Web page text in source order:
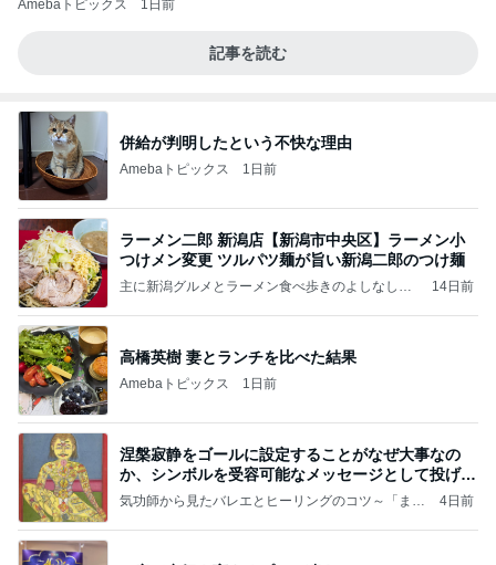
Amebaトピックス 1日前
記事を読む
併給が判明したという不快な理由
Amebaトピックス 1日前
ラーメン二郎 新潟店【新潟市中央区】ラーメン小
つけメン変更 ツルパツ麺が旨い新潟二郎のつけ麺
主に新潟グルメとラーメン食べ歩きのよしなしご
14日前
高橋英樹 妻とランチを比べた結果
Amebaトピックス 1日前
涅槃寂静をゴールに設定することがなぜ大事なの
か、シンボルを受容可能なメッセージとして投げる
ことが
気功師から見たバレエとヒーリングのコツ～「まと
4日前